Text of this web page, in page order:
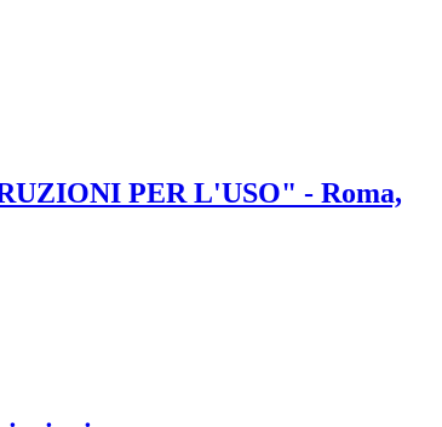
PER L'USO" - Roma,